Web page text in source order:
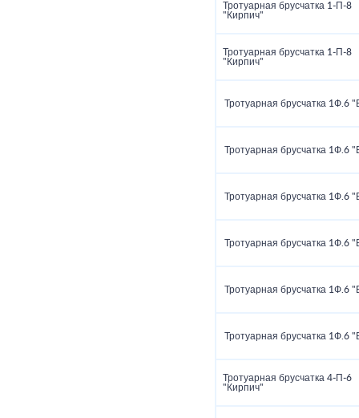
Тротуарная брусчатка 1‑П‑8
"Кирпич"
Тротуарная брусчатка 1‑П‑8
"Кирпич"
Тротуарная брусчатка 1Ф.6
Тротуарная брусчатка 1Ф.6
Тротуарная брусчатка 1Ф.6
Тротуарная брусчатка 1Ф.6
Тротуарная брусчатка 1Ф.6
Тротуарная брусчатка 1Ф.6
Тротуарная брусчатка 4‑П‑6
"Кирпич"